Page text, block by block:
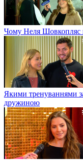
Чому Неля Шовкопляс
Якими тренуваннями
дружиною